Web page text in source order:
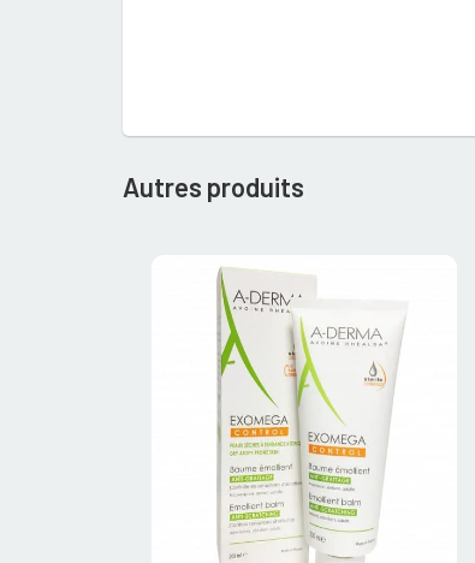
Autres produits